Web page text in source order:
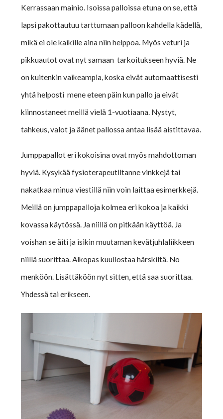
Kerrassaan mainio. Isoissa palloissa etuna on se, että
lapsi pakottautuu tarttumaan palloon kahdella kädellä,
mikä ei ole kaikille aina niin helppoa. Myös veturi ja
pikkuautot ovat nyt samaan tarkoitukseen hyviä. Ne
on kuitenkin vaikeampia, koska eivät automaattisesti
yhtä helposti mene eteen päin kun pallo ja eivät
kiinnostaneet meillä vielä 1-vuotiaana. Nystyt,
tahkeus, valot ja äänet pallossa antaa lisää aistittavaa.
Jumppapallot eri kokoisina ovat myös mahdottoman
hyviä. Kysykää fysioterapeutiltanne vinkkejä tai
nakatkaa minua viestillä niin voin laittaa esimerkkejä.
Meillä on jumppapalloja kolmea eri kokoa ja kaikki
kovassa käytössä. Ja niillä on pitkään käyttöä. Ja
voishan se äiti ja isikin muutaman kevätjuhlaliikkeen
niillä suorittaa. Alkopas kuullostaa härskiltä. No
menköön. Lisättäköön nyt sitten, että saa suorittaa.
Yhdessä tai erikseen.